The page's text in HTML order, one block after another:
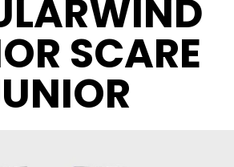
SCARE